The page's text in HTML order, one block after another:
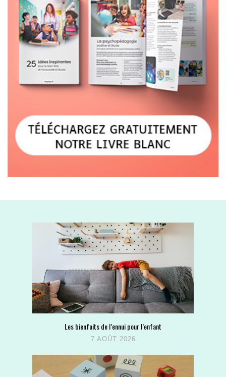
Les bienfaits de l’ennui pour l’enfant
7 AOÛT 2026